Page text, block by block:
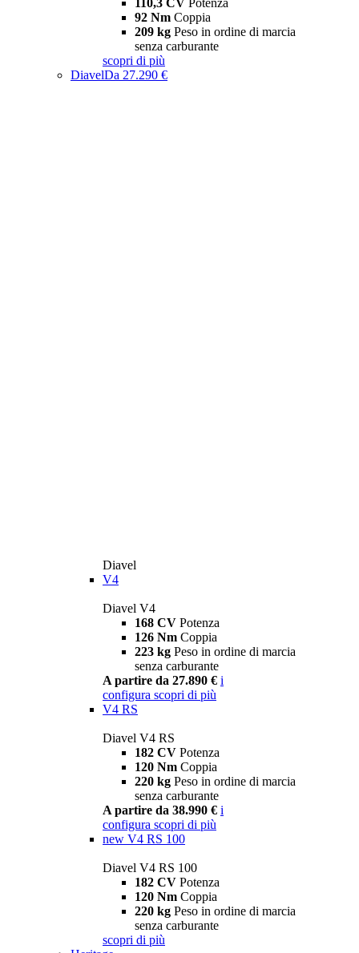
110,3 CV Potenza
92 Nm Coppia
209 kg Peso in ordine di marcia
senza carburante
scopri di più
DiavelDa 27.290 €
Diavel
V4
Diavel V4
168 CV Potenza
126 Nm Coppia
223 kg Peso in ordine di marcia
senza carburante
A partire da 27.890 € i
configura scopri di più
V4 RS
Diavel V4 RS
182 CV Potenza
120 Nm Coppia
220 kg Peso in ordine di marcia
senza carburante
A partire da 38.990 € i
configura scopri di più
new V4 RS 100
Diavel V4 RS 100
182 CV Potenza
120 Nm Coppia
220 kg Peso in ordine di marcia
senza carburante
scopri di più